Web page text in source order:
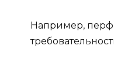
Например,